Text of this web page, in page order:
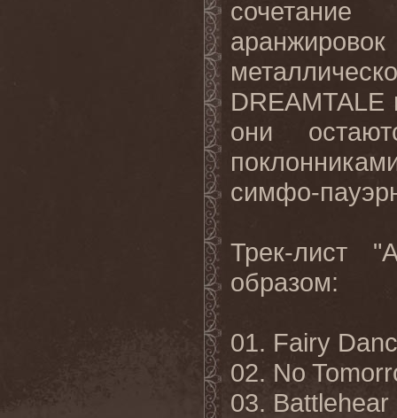
DREAMTALE
они
симфо-
Трек-лист
образом:
01. Fairy
02. No
03. Battlehear